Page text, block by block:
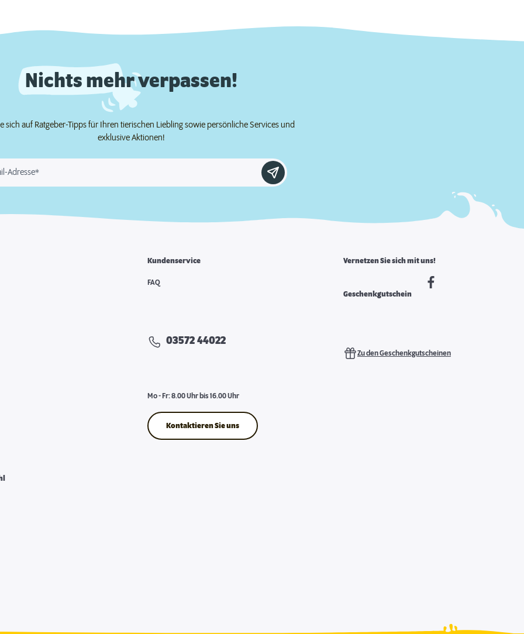
Nichts mehr verpassen!
sich auf Ratgeber-Tipps für Ihren tierischen Liebling sowie persönliche Services und
exklusive Aktionen!
Adresse*
Kundenservice
FAQ
03572 44022
Mo - Fr: 8.00 Uhr bis 16.00 Uhr
Kontaktieren Sie uns
Vernetzen Sie sich mit uns!
Geschenkgutschein
Zu den Geschenkgutscheinen